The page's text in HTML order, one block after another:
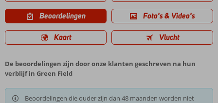
Beoordelingen Foto's & Video's
Kaart Vlucht
De beoordelingen zijn door onze klanten geschreven na hun
verblijf in Green Field
Beoordelingen die ouder zijn dan 48 maanden worden niet